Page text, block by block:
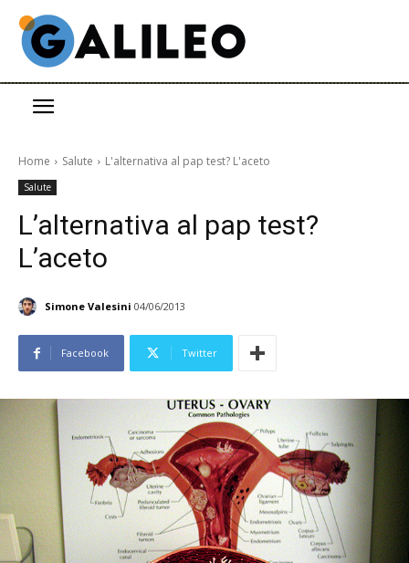
Home Salute L'alternativa al pap test? L'aceto
Salute
L’alternativa al pap test?
L’aceto
Simone Valesini 04/06/2013
Facebook Twitter